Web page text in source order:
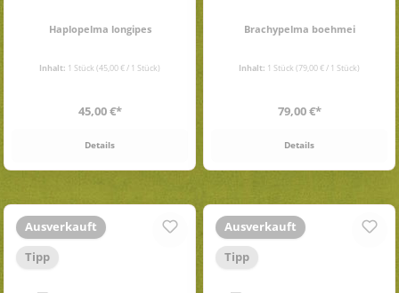
Haplopelma longipes
Inhalt: 1 Stück (45,00 € / 1 Stück)
Regulärer Preis:
45,00 €*
Details
Brachypelma boehmei
Inhalt: 1 Stück (79,00 € / 1 Stück)
Regulärer Preis:
79,00 €*
Details
Ausverkauft
Tipp
Ausverkauft
Tipp